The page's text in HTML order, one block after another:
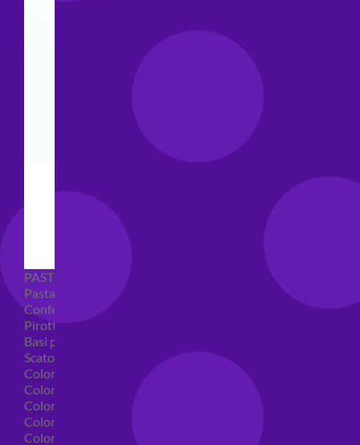
PASTICCERIA
Pasta di zucchero
Confetti
Pirottini
Basi polistirolo per torte
Scatole per torte
Coloranti alimentari
Coloranti alimentari in gel
Colorante alimentare spray
Coloranti alimentari in polvere
Coloranti liquidi